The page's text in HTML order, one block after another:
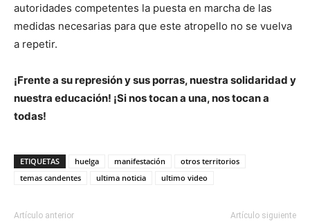
autoridades competentes la puesta en marcha de las
medidas necesarias para que este atropello no se vuelva
a repetir.
¡Frente a su represión y sus porras, nuestra solidaridad y
nuestra educación! ¡Si nos tocan a una, nos tocan a
todas!
ETIQUETAS huelga manifestación
otros territorios
temas candentes
ultima noticia ultimo video
Artículo anterior Artículo siguiente